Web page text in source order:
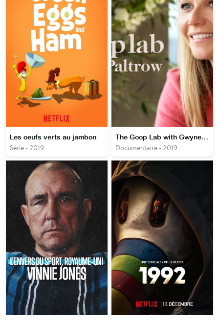
Les oeufs verts au jambon
Série • 2019
The Goop Lab with Gwyneth Paltrow
Documentaire • 2019